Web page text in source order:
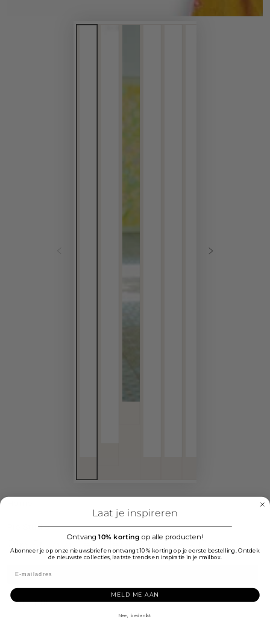
Pip Studio
Pip Studio Les Fleurs Badjas - Geel
Badjas - L
Adviesprijs:
Laat je inspireren
Ontvang10% korting op alle producten!
Abonneer je op onze nieuwsbrief en ontvangt 10% korting op je eerste bestelling. Ontdek
de nieuwste collecties, laatste trends en inspiratie in je mailbox.
MELD ME AAN
Nee, bedankt